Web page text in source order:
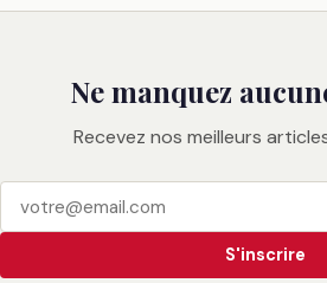
Ne manquez
Recevez nos meilleurs
S'inscrire